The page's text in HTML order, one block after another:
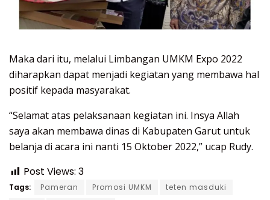
Maka dari itu, melalui Limbangan UMKM Expo 2022
diharapkan dapat menjadi kegiatan yang membawa hal
positif kepada masyarakat.
“Selamat atas pelaksanaan kegiatan ini. Insya Allah
saya akan membawa dinas di Kabupaten Garut untuk
belanja di acara ini nanti 15 Oktober 2022,” ucap Rudy.
Post Views: 3
Tags: Pameran Promosi UMKM
teten masduki